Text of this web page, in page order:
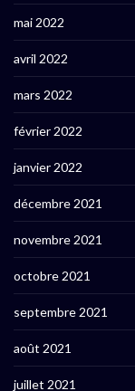
mai 2022
avril 2022
mars 2022
février 2022
janvier 2022
décembre 2021
novembre 2021
octobre 2021
septembre 2021
août 2021
juillet 2021